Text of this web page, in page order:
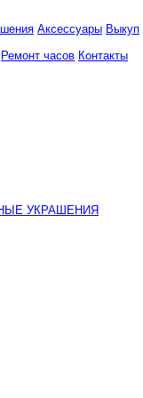
Аксессуары Выкуп
Ремонт часов Контакты
УКРАШЕНИЯ